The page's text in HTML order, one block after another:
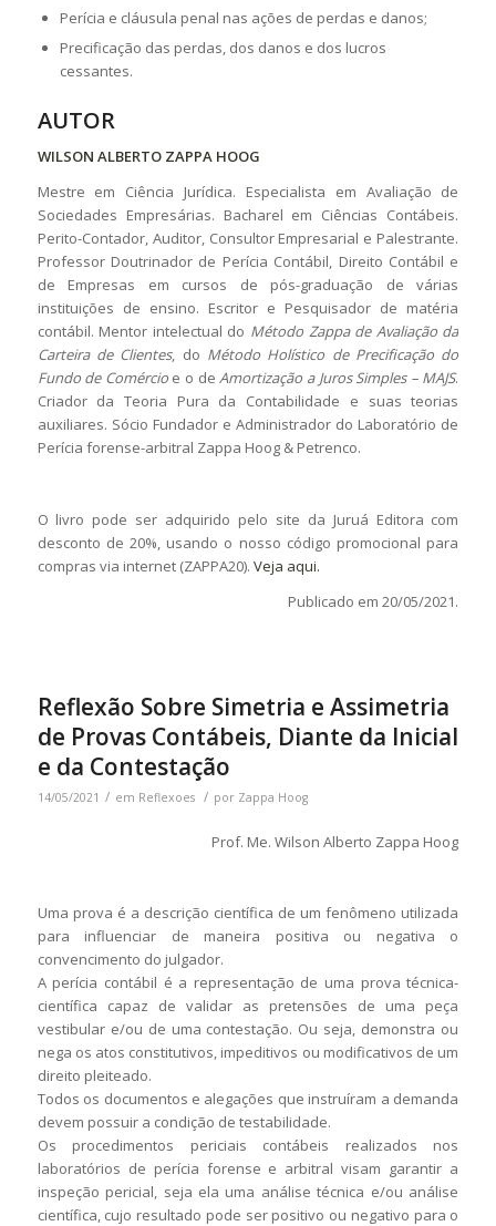
Perícia e cláusula penal nas ações de perdas e danos;
Precificação das perdas, dos danos e dos lucros
cessantes.
AUTOR
WILSON ALBERTO ZAPPA HOOG
Mestre em Ciência Jurídica. Especialista em Avaliação de
Sociedades Empresárias. Bacharel em Ciências Contábeis.
Perito-Contador, Auditor, Consultor Empresarial e Palestrante.
Professor Doutrinador de Perícia Contábil, Direito Contábil e
de Empresas em cursos de pós-graduação de várias
instituições de ensino. Escritor e Pesquisador de matéria
contábil. Mentor intelectual do Método Zappa de Avaliação da
Carteira de Clientes, do Método Holístico de Precificação do
Fundo de Comércio e o deAmortização a Juros Simples – MAJS.
Criador da Teoria Pura da Contabilidade e suas teorias
auxiliares. Sócio Fundador e Administrador do Laboratório de
Perícia forense-arbitral Zappa Hoog & Petrenco.
O livro pode ser adquirido pelo site da Juruá Editora com
desconto de 20%, usando o nosso código promocional para
compras via internet (ZAPPA20). Veja aqui.
Publicado em 20/05/2021.
Reflexão Sobre Simetria e Assimetria
de Provas Contábeis, Diante da Inicial
e da Contestação
14/05/2021 / em Reflexoes / por Zappa Hoog
Prof. Me. Wilson Alberto Zappa Hoog
Uma prova é a descrição científica de um fenômeno utilizada
para influenciar de maneira positiva ou negativa o
convencimento do julgador.
A perícia contábil é a representação de uma prova técnica-
científica capaz de validar as pretensões de uma peça
vestibular e/ou de uma contestação. Ou seja, demonstra ou
nega os atos constitutivos, impeditivos ou modificativos de um
direito pleiteado.
Todos os documentos e alegações que instruíram a demanda
devem possuir a condição de testabilidade.
Os procedimentos periciais contábeis realizados nos
laboratórios de perícia forense e arbitral visam garantir a
inspeção pericial, seja ela uma análise técnica e/ou análise
científica, cujo resultado pode ser positivo ou negativo para o